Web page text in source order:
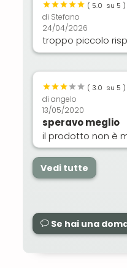
( 5.0 su 5 )
di Stefano
24/04/2026
troppo piccolo
( 3.0 su 5 )
di angelo
13/05/2020
speravo meglio
il prodotto non è
Vedi tutte
Se hai una